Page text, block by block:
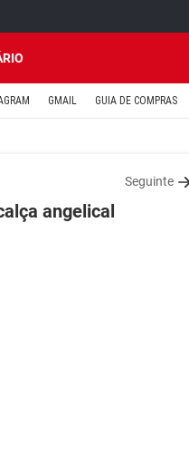
GMAIL GUIA DE COMPRAS
Seguinte
angelical